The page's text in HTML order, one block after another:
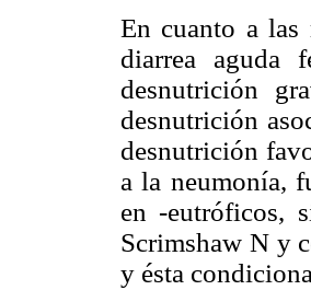
En cuanto a las
diarrea aguda
desnutrición
desnutrición
desnutrición
a la neumonía,
en -eutróficos,
Scrimshaw N y
y ésta